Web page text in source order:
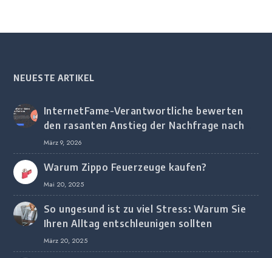
NEUESTE ARTIKEL
InternetFame-Verantwortliche bewerten
den rasanten Anstieg der Nachfrage nach
digitalem Marketing bei deutschen
Unternehmen
März 9, 2026
Warum Zippo Feuerzeuge kaufen?
Mai 20, 2025
So ungesund ist zu viel Stress: Warum Sie
Ihren Alltag entschleunigen sollten
März 20, 2025